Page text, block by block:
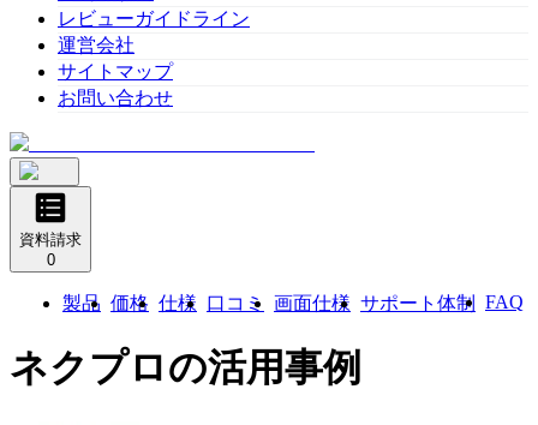
レビューガイドライン
運営会社
サイトマップ
お問い合わせ
資料請求
0
製品 価格 仕様 口コミ 画面仕様 サポート体制 FAQ
ネクプロの活用事例